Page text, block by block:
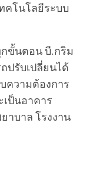
คโนโลยีระบบ
ขั้นตอน บี.กริม
ปรับเปลี่ยนได้
ความต้องการ
ป็นอาคาร
าบาล โรงงาน